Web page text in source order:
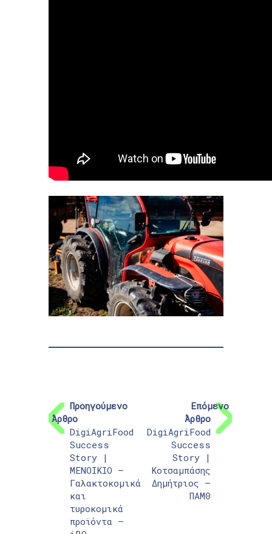
Προηγούμενο
Άρθρο
DigiAgriFood
Success
Story |
ΜΕΝΟΙΚΙΟ –
Γαλακτοκομικά
και
τυροκομικά
προϊόντα –
Επόμενο
Άρθρο
DigiAgriFood
Success
Story |
Κοτσαμπάσης
Δημήτριος –
ΠΑΜΘ